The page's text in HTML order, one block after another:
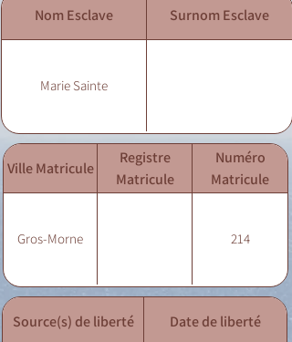
Nom Esclave Surnom Esclave
Marie Sainte
Ville Matricule
Registre
Matricule
Numéro
Matricule
Gros-Morne 214
Source(s) de liberté Date de liberté